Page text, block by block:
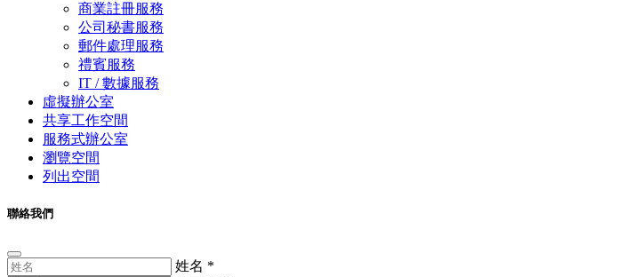
商業註冊服務
公司秘書服務
郵件處理服務
禮賓服務
IT / 數據服務
虛擬辦公室
共享工作空間
服務式辦公室
瀏覽空間
列出空間
聯絡我們
姓名 *